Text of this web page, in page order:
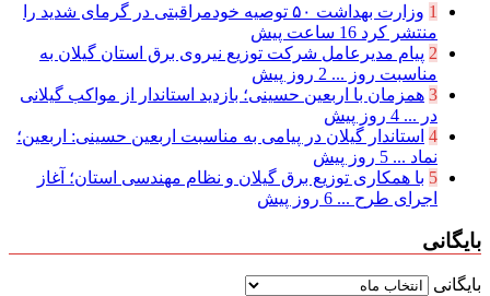
1
وزارت بهداشت ۵۰ توصیه خودمراقبتی در گرمای شدید را
منتشر کرد 16 ساعت پیش
2 پیام مدیرعامل شركت توزیع نیروی برق استان گیلان به
مناسبت روز ... 2 روز پیش
3 همزمان با اربعین حسینی؛ بازدید استاندار از مواکب گیلانی
در ... 4 روز پیش
4 استاندار گیلان در پیامی به مناسبت اربعین حسینی: اربعین؛
نماد ... 5 روز پیش
5 با همکاری توزیع برق گیلان و نظام مهندسی استان؛ آغاز
اجرای طرح ... 6 روز پیش
بایگانی
بایگانی